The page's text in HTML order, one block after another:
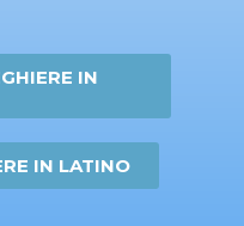
IN
IN LATINO